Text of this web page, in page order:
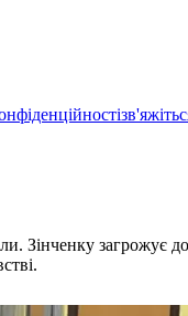
Зінченку загрожує